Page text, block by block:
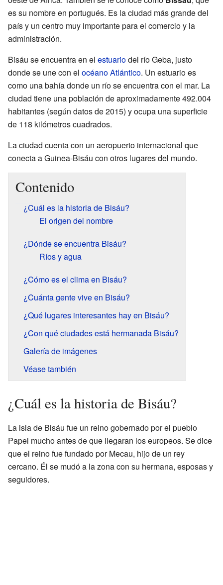
es su nombre en portugués. Es la ciudad más grande del
país y un centro muy importante para el comercio y la
administración.
Bisáu se encuentra en el estuariodel río Geba, justo
donde se une con el océano Atlántico. Un estuario es
como una bahía donde un río se encuentra con el mar. La
ciudad tiene una población de aproximadamente 492.004
habitantes (según datos de 2015) y ocupa una superficie
de 118 kilómetros cuadrados.
La ciudad cuenta con un aeropuerto internacional que
conecta a Guinea-Bisáu con otros lugares del mundo.
Contenido
¿Cuál es la historia de Bisáu?
El origen del nombre
¿Dónde se encuentra Bisáu?
Ríos y agua
¿Cómo es el clima en Bisáu?
¿Cuánta gente vive en Bisáu?
¿Qué lugares interesantes hay en Bisáu?
¿Con qué ciudades está hermanada Bisáu?
Galería de imágenes
Véase también
¿Cuál es la historia de Bisáu?
La isla de Bisáu fue un reino gobernado por el pueblo
Papel mucho antes de que llegaran los europeos. Se dice
que el reino fue fundado por Mecau, hijo de un rey
cercano. Él se mudó a la zona con su hermana, esposas y
seguidores.